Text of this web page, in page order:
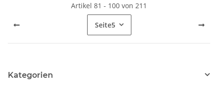
Artikel 81 - 100 von 211
Seite5
Kategorien